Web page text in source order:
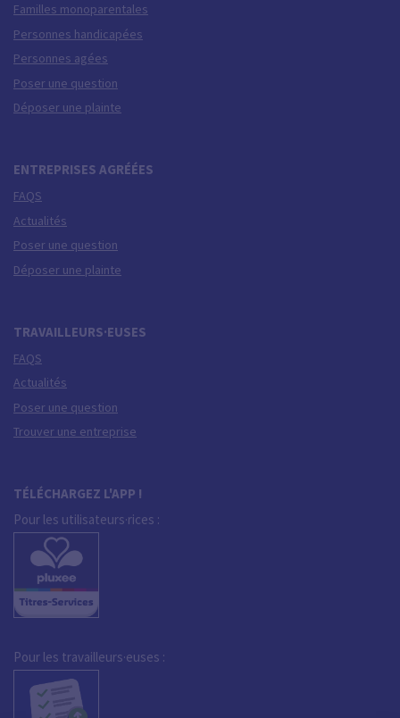
Familles monoparentales
Personnes handicapées
Personnes agées
Poser une question
Déposer une plainte
ENTREPRISES AGRÉÉES
FAQS
Actualités
Poser une question
Déposer une plainte
TRAVAILLEURS·EUSES
FAQS
Actualités
Poser une question
Trouver une entreprise
TÉLÉCHARGEZ L'APP !
Pour les utilisateurs·rices :
Pour les travailleurs·euses :